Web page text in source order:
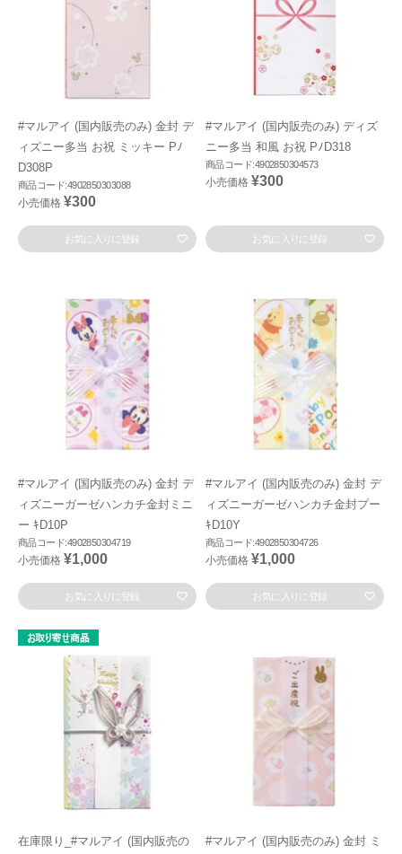
#マルアイ (国内販売のみ) 金封 デ
ィズニー多当 お祝 ミッキー Pﾉ
D308P
商品コード:4902850303088
小売価格 ¥300
お気に入りに登録
#マルアイ (国内販売のみ) ディズ
ニー多当 和風 お祝 PﾉD318
商品コード:4902850304573
小売価格 ¥300
お気に入りに登録
#マルアイ (国内販売のみ) 金封 デ
ィズニーガーゼハンカチ金封ミニ
ー ｷD10P
商品コード:4902850304719
小売価格 ¥1,000
お気に入りに登録
#マルアイ (国内販売のみ) 金封 デ
ィズニーガーゼハンカチ金封プー
ｷD10Y
商品コード:4902850304726
小売価格 ¥1,000
お気に入りに登録
在庫限り_#マルアイ (国内販売の
#マルアイ (国内販売のみ) 金封 ミ